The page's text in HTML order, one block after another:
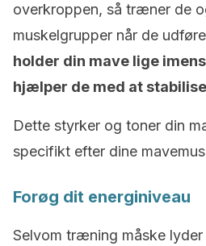
overkroppen, så træner de
muskelgrupper når de
holder din mave lige
hjælper de med at
Dette styrker og toner din
specifikt efter dine
Forøg dit energiniveau
Selvom træning måske